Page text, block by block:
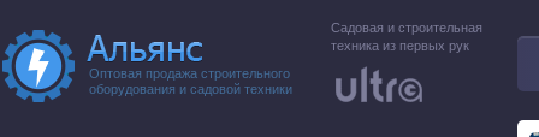
Оптовая продажа строительного
оборудования и садовой техники
Садовая и строительная
техника из первых рук